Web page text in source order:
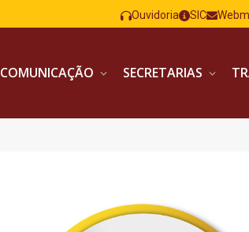
Ouvidoria SIC
COMUNICAÇÃO SECRETARIAS